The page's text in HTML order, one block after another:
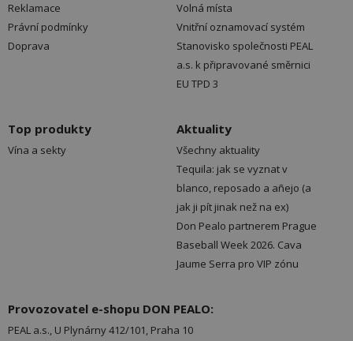
Reklamace
Právní podmínky
Doprava
Volná místa
Vnitřní oznamovací systém
Stanovisko společnosti PEAL
a.s. k připravované směrnici
EU TPD 3
Top produkty
Vína a sekty
Aktuality
Všechny aktuality
Tequila: jak se vyznat v
blanco, reposado a añejo (a
jak ji pít jinak než na ex)
Don Pealo partnerem Prague
Baseball Week 2026. Cava
Jaume Serra pro VIP zónu
Provozovatel e-shopu DON PEALO:
PEAL a.s., U Plynárny 412/101, Praha 10